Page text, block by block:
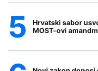
Hrvatski sabor
MOST-ovi